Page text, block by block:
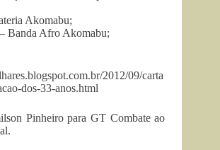
Akomabu;
Afro Akomabu;
2012/09/carta
dos-33-anos.html
Pinheiro para GT Combate ao